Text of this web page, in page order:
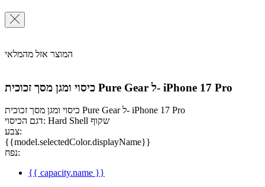
המוצר אזל מהמלאי
כיסוי ומגן מסך זכוכית Pure Gear ל- iPhone 17 Pro
כיסוי ומגן מסך זכוכית Pure Gear ל- iPhone 17 Pro
דגם הכיסוי: Hard Shell שקוף
צבע:
{{model.selectedColor.displayName}}
נפח:
{{ capacity.name }}